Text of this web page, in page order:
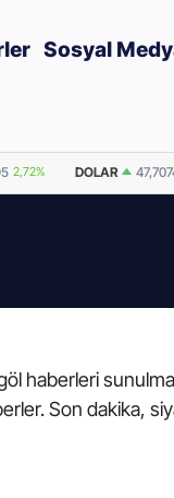
Sosyal
2,72% DOLAR
haberleri
Son dakika,